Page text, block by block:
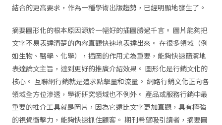
結合的更高要求，作為一種學術出版趨勢，已經明顯地發生了。
摘要圖形化的根本原因源於一幅好的插圖勝過千言。 圖片能夠把
文字不易表達清楚的內容直觀快速地表達出來。 在很多領域（例
如生物、醫學、化學），插圖的作用尤為重要，能夠快速簡潔地
表達論文主旨，達到更好的推廣介紹效果。 圖形化是行銷文化的
核心。 互聯網行銷就是追求點擊量和流量。 網路行銷文化正向各
領域全方位滲透，學術研究領域也不例外。 產品或服務行銷中最
重要的推介工具就是圖片，因為它遠比文字更加直觀，具有極強
的視覺衝擊力，能夠快速抓住顧客。 期刊希望吸引讀者，摘要圖